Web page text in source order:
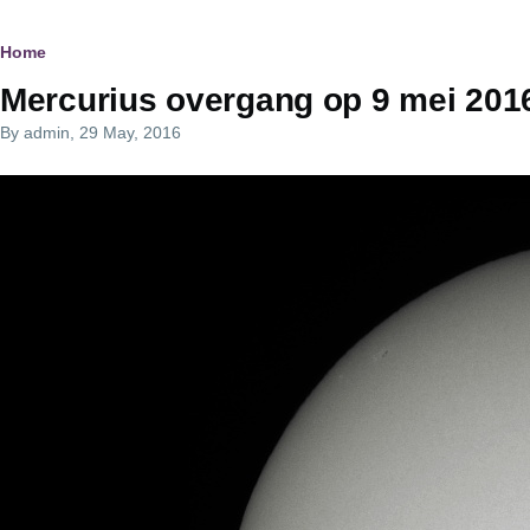
Breadcrumb
Home
Mercurius overgang op 9 mei
By admin , 29 May, 2016